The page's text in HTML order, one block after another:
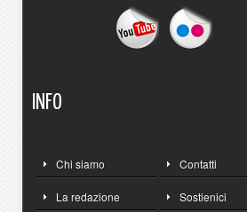
INFO
Chi siamo Contatti
La redazione Sostienici